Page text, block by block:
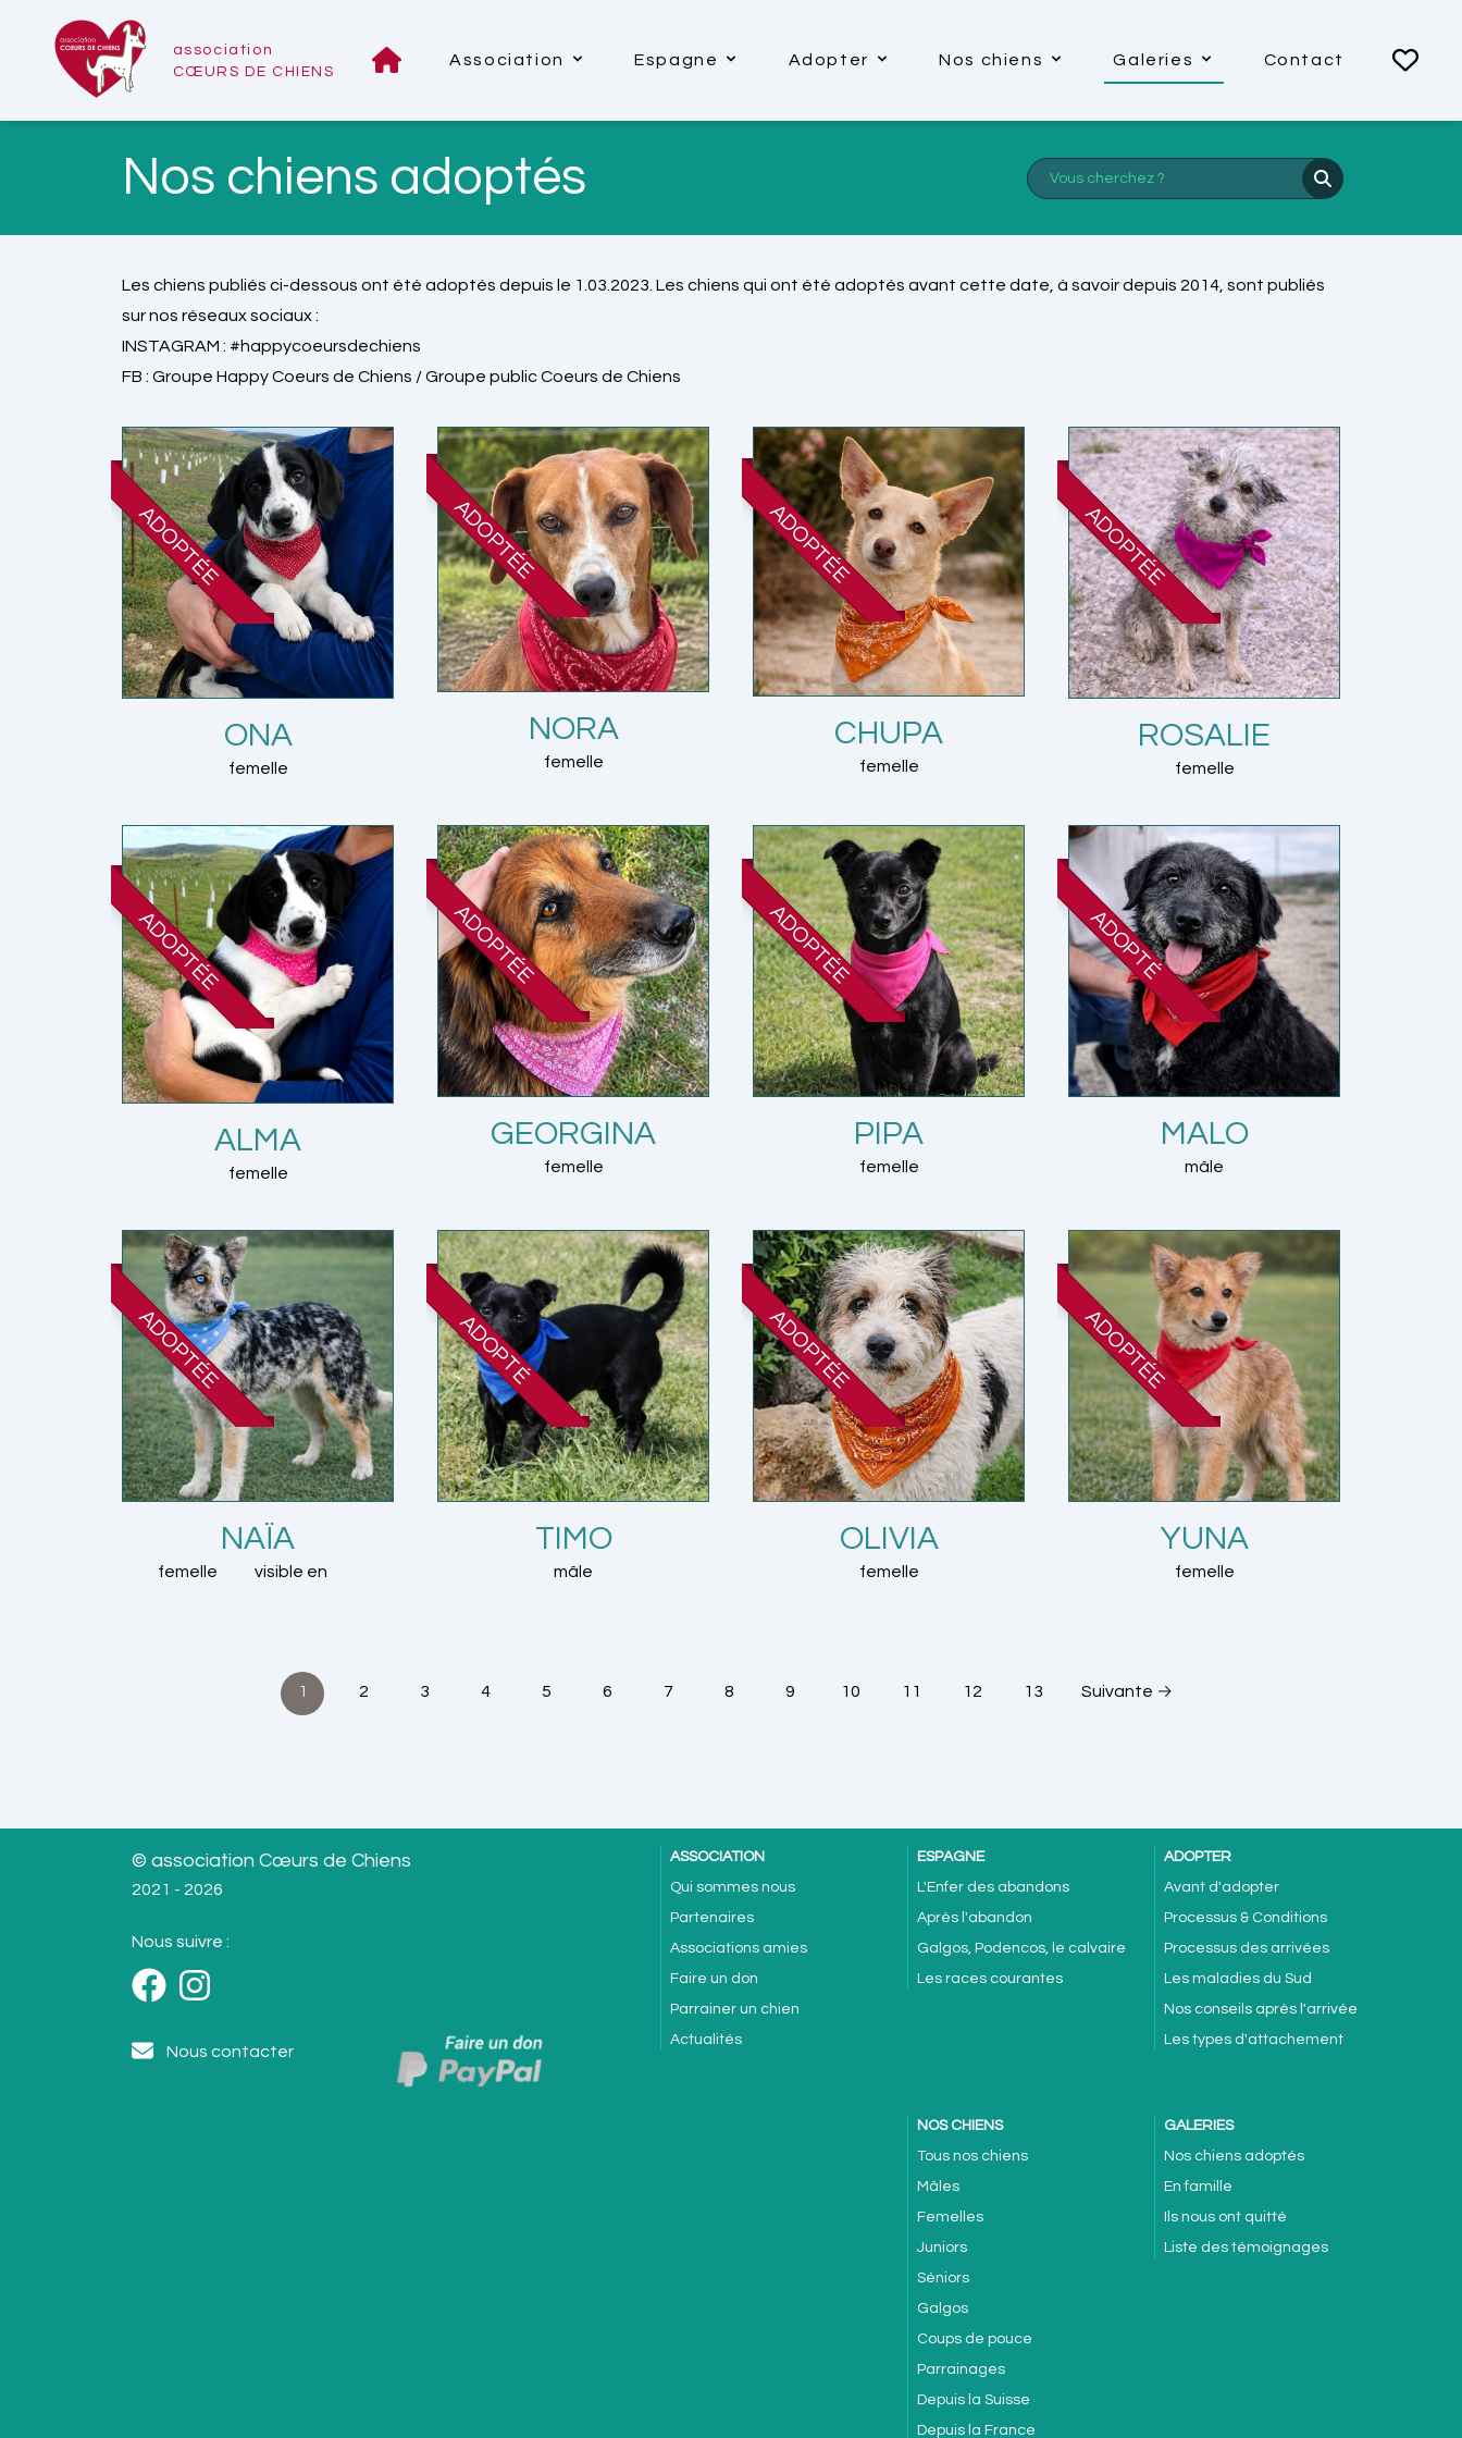
association
CŒURS DE CHIENS
Association Espagne Adopter Nos chiens Galeries Contact
Nos chiens adoptés
Les chiens publiés ci-dessous ont été adoptés depuis le 1.03.2023. Les chiens qui ont été adoptés avant cette date, à savoir depuis 2014, sont publiés
sur nos réseaux sociaux :
INSTAGRAM : #happycoeursdechiens
FB : Groupe Happy Coeurs de Chiens /Groupe public Coeurs de Chiens
ADOPTÉE
ONA
femelle
ADOPTÉE
NORA
femelle
ADOPTÉE
CHUPA
femelle
ADOPTÉE
ROSALIE
femelle
ADOPTÉE
ALMA
femelle
ADOPTÉE
GEORGINA
femelle
ADOPTÉE
PIPA
femelle
ADOPTÉ
MALO
mâle
ADOPTÉE
NAÏA
femelle visible en
ADOPTÉ
TIMO
mâle
ADOPTÉE
OLIVIA
femelle
ADOPTÉE
YUNA
femelle
1 2 3 4 5 6 7 8 9 10 11 12 13 Suivante →
© association Cœurs de Chiens
2021 - 2026
Nous suivre :
Nous contacter
ASSOCIATION
Qui sommes nous
Partenaires
Associations amies
Faire un don
Parrainer un chien
Actualités
ESPAGNE
L'Enfer des abandons
Après l'abandon
Galgos, Podencos, le calvaire
Les races courantes
ADOPTER
Avant d'adopter
Processus & Conditions
Processus des arrivées
Les maladies du Sud
Nos conseils après l'arrivée
Les types d'attachement
NOS CHIENS
Tous nos chiens
Mâles
Femelles
Juniors
Séniors
Galgos
Coups de pouce
Parrainages
Depuis la Suisse
Depuis la France
GALERIES
Nos chiens adoptés
En famille
Ils nous ont quitté
Liste des témoignages